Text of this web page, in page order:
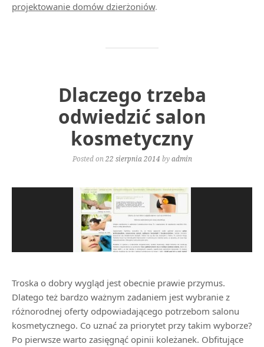
projektowanie domów dzierżoniów.
Dlaczego trzeba
odwiedzić salon
kosmetyczny
Posted on 22 sierpnia 2014 byadmin
Troska o dobry wygląd jest obecnie prawie przymus.
Dlatego też bardzo ważnym zadaniem jest wybranie z
różnorodnej oferty odpowiadającego potrzebom salonu
kosmetycznego. Co uznać za priorytet przy takim wyborze?
Po pierwsze warto zasięgnąć opinii koleżanek. Obfitujące